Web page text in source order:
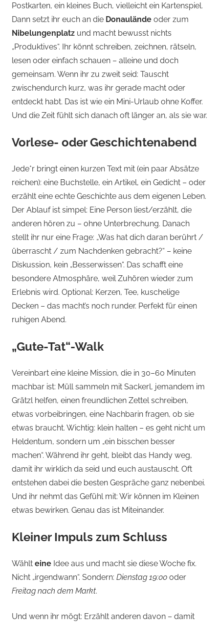
Postkarten, ein kleines Buch, vielleicht ein Kartenspiel.
Dann setzt ihr euch an die Donaulände oder zum
Nibelungenplatz und macht bewusst nichts
„Produktives“. Ihr könnt schreiben, zeichnen, rätseln,
lesen oder einfach schauen – alleine und doch
gemeinsam. Wenn ihr zu zweit seid: Tauscht
zwischendurch kurz, was ihr gerade macht oder
entdeckt habt. Das ist wie ein Mini-Urlaub ohne Koffer.
Und die Zeit fühlt sich danach oft länger an, als sie war.
Vorlese- oder Geschichtenabend
Jede*r bringt einen kurzen Text mit (ein paar Absätze
reichen): eine Buchstelle, ein Artikel, ein Gedicht – oder
erzählt eine echte Geschichte aus dem eigenen Leben.
Der Ablauf ist simpel: Eine Person liest/erzählt, die
anderen hören zu – ohne Unterbrechung. Danach
stellt ihr nur eine Frage: „Was hat dich daran berührt /
überrascht / zum Nachdenken gebracht?“ – keine
Diskussion, kein „Besserwissen“. Das schafft eine
besondere Atmosphäre, weil Zuhören wieder zum
Erlebnis wird. Optional: Kerzen, Tee, kuschelige
Decken – das macht’s noch runder. Perfekt für einen
ruhigen Abend.
„Gute-Tat“-Walk
Vereinbart eine kleine Mission, die in 30–60 Minuten
machbar ist: Müll sammeln mit Sackerl, jemandem im
Grätzl helfen, einen freundlichen Zettel schreiben,
etwas vorbeibringen, eine Nachbarin fragen, ob sie
etwas braucht. Wichtig: klein halten – es geht nicht um
Heldentum, sondern um „ein bisschen besser
machen“. Während ihr geht, bleibt das Handy weg,
damit ihr wirklich da seid und euch austauscht. Oft
entstehen dabei die besten Gespräche ganz nebenbei.
Und ihr nehmt das Gefühl mit: Wir können im Kleinen
etwas bewirken. Genau das ist Miteinander.
Kleiner Impuls zum Schluss
Wählt eine Idee aus und macht sie diese Woche fix.
Nicht „irgendwann“. Sondern: Dienstag 19:00 oder
Freitag nach dem Markt.
Und wenn ihr mögt: Erzählt anderen davon – damit